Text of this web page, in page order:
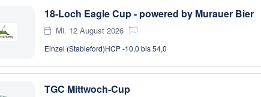
18-Loch Eagle Cup - powered by Murauer Bier
Mi. 12 August 2026
Einzel (Stableford)HCP -10,0 bis 54,0
TGC Mittwoch-Cup